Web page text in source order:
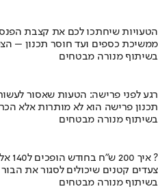
הטעויות שיחתכו לכם את קצבת
ממשיכת כספים ועד חוסר תכנון –
בשיתוף מנורה מבטחים
רגע לפני פרישה: הטעות שאסור
תכנון פרישה הוא לא מותרות אלא
בשיתוף מנורה מבטחים
איך 200 ש"ח בחודש הופכים ל140 אלף ?
צעדים קטנים שיכולים לסגור את הבור
בשיתוף מנורה מבטחים